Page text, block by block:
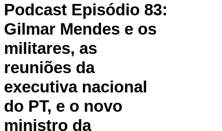
Podcast Episódio 83:
Gilmar Mendes e os
militares, as
reuniões da
executiva nacional
do PT, e o novo
ministro da